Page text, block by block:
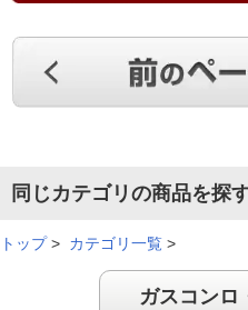
同じカテゴリの商品を探
トップ> カテゴリ一覧 >
ガスコンロ